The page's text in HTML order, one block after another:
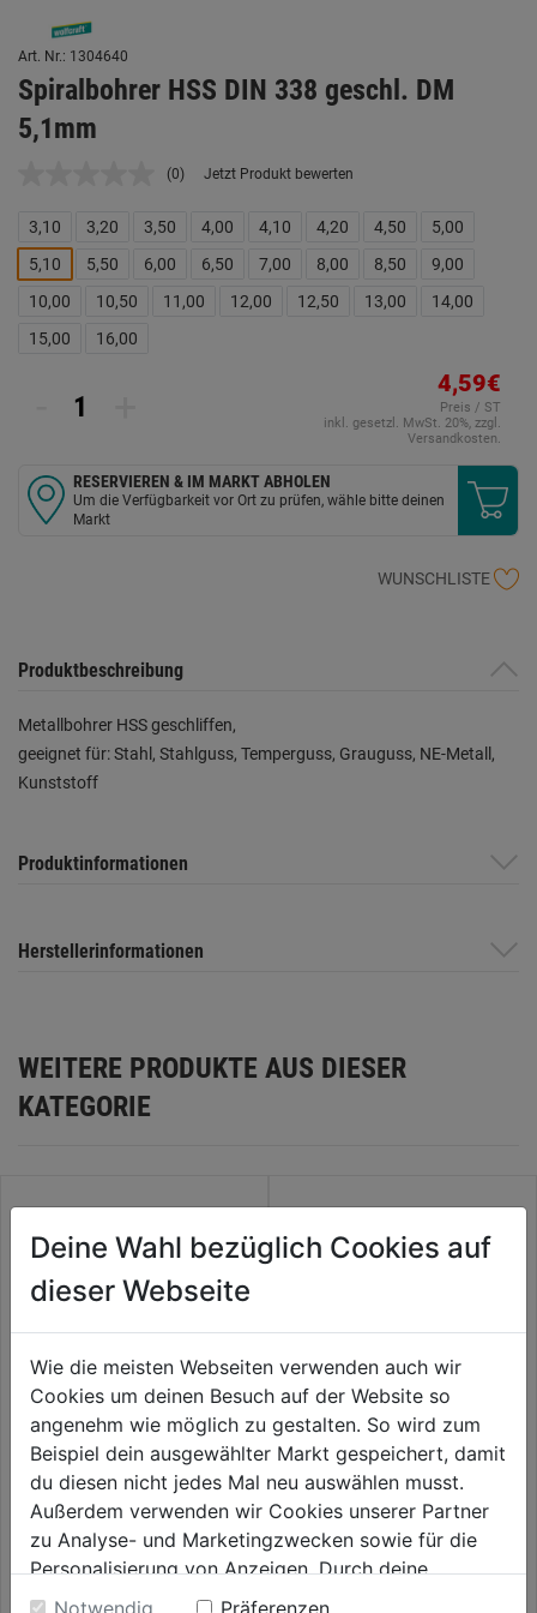
Art. Nr.: 1304640
Spiralbohrer HSS DIN 338 geschl. DM
5,1mm
Kein
Link
auf
derselben
Seite.
(0) Jetzt Produkt bewerten
3,10 3,20 3,50 4,00 4,10 4,20 4,50
5,00
5,10
5,50 6,00 6,50 7,00 8,00 8,50
9,00
10,00
10,50 11,00 12,00 12,50 13,00
14,00
15,00
16,00
4,59€
Preis / ST
inkl. gesetzl. MwSt. 20%, zzgl.
Versandkosten.
RESERVIEREN & IM MARKT ABHOLEN
Um die Verfügbarkeit vor Ort zu prüfen, wähle bitte deinen
Markt
WUNSCHLISTE
Produktbeschreibung
Metallbohrer HSS geschliffen,
geeignet für: Stahl, Stahlguss, Temperguss, Grauguss, NE-Metall,
Kunststoff
Produktinformationen
Herstellerinformationen
WEITERE PRODUKTE AUS DIESER
KATEGORIE
Spiralbohrer HSS DIN 338
geschliffen
0.0 (0)
0.0
von
Sternen.
4,79€
Metallbohrer HSS-G
THUNDERWEB DIN 338, 7,0 x
109 mm, HSS-G
0.0 (0)
0.0
von
4,89€
Deine Wahl bezüglich Cookies auf
dieser Webseite
Wie die meisten Webseiten verwenden auch wir
Cookies um deinen Besuch auf der Website so
angenehm wie möglich zu gestalten. So wird zum
Beispiel dein ausgewählter Markt gespeichert, damit
du diesen nicht jedes Mal neu auswählen musst.
Außerdem verwenden wir Cookies unserer Partner
zu Analyse- und Marketingzwecken sowie für die
Personalisierung von Anzeigen. Durch deine
Einwilligung werden die Daten von Drittanbieter,
Notwendig
Präferenzen